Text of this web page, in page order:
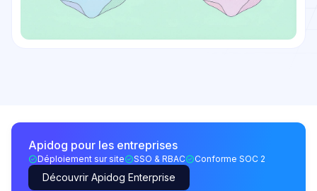
Apidog pour les entreprises
Déploiement sur site SSO & RBAC Conforme SOC 2
Découvrir Apidog Enterprise